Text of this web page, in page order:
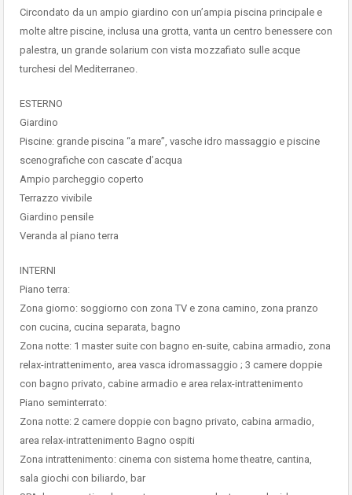
Circondato da un ampio giardino con un’ampia piscina principale e
molte altre piscine, inclusa una grotta, vanta un centro benessere con
palestra, un grande solarium con vista mozzafiato sulle acque
turchesi del Mediterraneo.
ESTERNO
Giardino
Piscine: grande piscina “a mare”, vasche idro massaggio e piscine
scenografiche con cascate d’acqua
Ampio parcheggio coperto
Terrazzo vivibile
Giardino pensile
Veranda al piano terra
INTERNI
Piano terra:
Zona giorno: soggiorno con zona TV e zona camino, zona pranzo
con cucina, cucina separata, bagno
Zona notte: 1 master suite con bagno en-suite, cabina armadio, zona
relax-intrattenimento, area vasca idromassaggio ; 3 camere doppie
con bagno privato, cabine armadio e area relax-intrattenimento
Piano seminterrato:
Zona notte: 2 camere doppie con bagno privato, cabina armadio,
area relax-intrattenimento Bagno ospiti
Zona intrattenimento: cinema con sistema home theatre, cantina,
sala giochi con biliardo, bar